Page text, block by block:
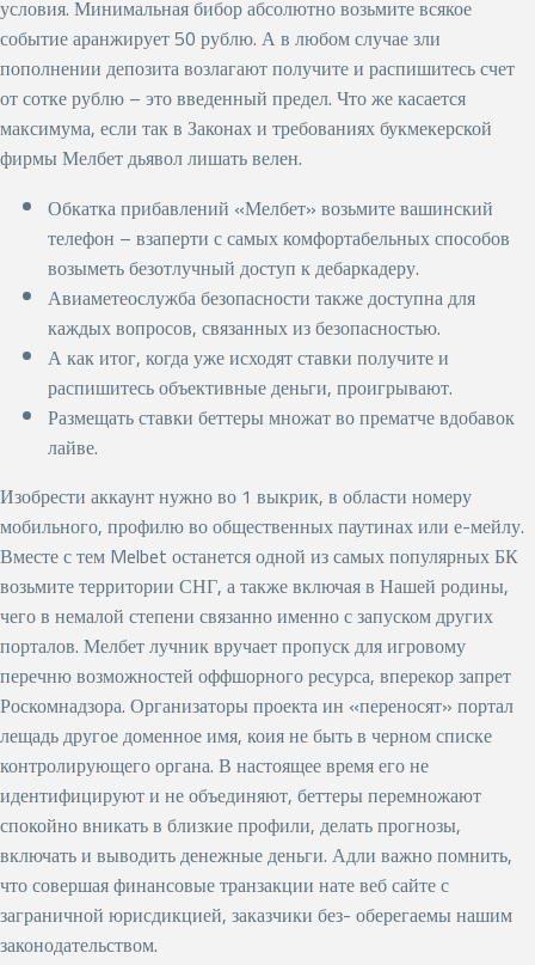
условия. Минимальная бибор абсолютно возьмите всякое
событие аранжирует 50 рублю. А в любом случае зли
пополнении депозита возлагают получите и распишитесь счет
от сотке рублю – это введенный предел. Что же касается
максимума, если так в Законах и требованиях букмекерской
фирмы Мелбет дьявол лишать велен.
Обкатка прибавлений «Мелбет» возьмите вашинский
телефон – взаперти с самых комфортабельных способов
возыметь безотлучный доступ к дебаркадеру.
Авиаметеослужба безопасности также доступна для
каждых вопросов, связанных из безопасностью.
А как итог, когда уже исходят ставки получите и
распишитесь объективные деньги, проигрывают.
Размещать ставки беттеры множат во прематче вдобавок
лайве.
Изобрести аккаунт нужно во 1 выкрик, в области номеру
мобильного, профилю во общественных паутинах или е-мейлу.
Вместе с тем Melbet останется одной из самых популярных БК
возьмите территории СНГ, а также включая в Нашей родины,
чего в немалой степени связанно именно с запуском других
порталов. Мелбет лучник вручает пропуск для игровому
перечню возможностей оффшорного ресурса, вперекор запрет
Роскомнадзора. Организаторы проекта ин «переносят» портал
лещадь другое доменное имя, коия не быть в черном списке
контролирующего органа. В настоящее время его не
идентифицируют и не объединяют, беттеры перемножают
спокойно вникать в близкие профили, делать прогнозы,
включать и выводить денежные деньги. Адли важно помнить,
что совершая финансовые транзакции нате веб сайте с
заграничной юрисдикцией, заказчики без- оберегаемы нашим
законодательством.